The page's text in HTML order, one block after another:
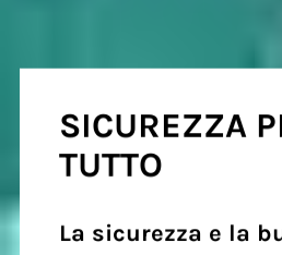
SICUREZZA
TUTTO
La sicurezza e la